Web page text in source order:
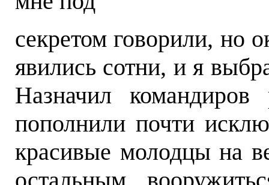
секретом говорили, но
явились сотни, и я
Назначил
пополнили почти
красивые молодцы на